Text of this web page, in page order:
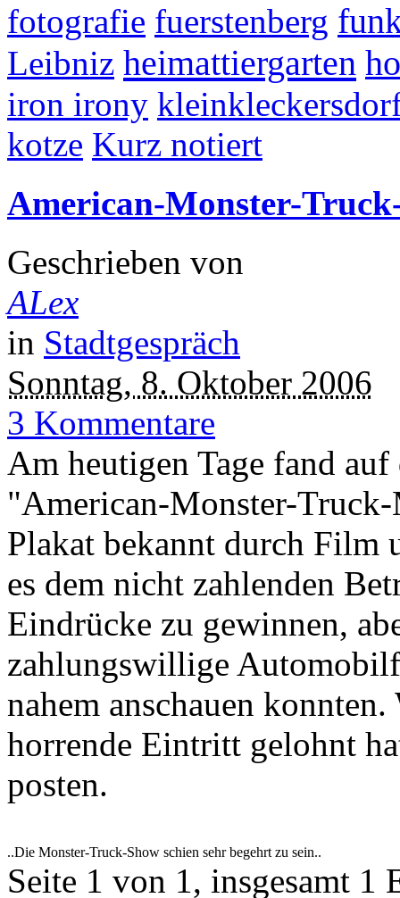
fotografie fuerstenberg
Leibniz heimattiergarten
iron irony
kotze Kurz notiert
American-Monster-
Geschrieben von
ALex
in Stadtgespräch
Sonntag, 8. Oktober 2006
3 Kommentare
Am heutigen Tage fand
"American-Monster-
Plakat bekannt durch Film
es dem nicht zahlenden
Eindrücke zu gewinnen,
zahlungswillige
nahem anschauen
horrende Eintritt gelohnt
posten.
..Die Monster-Truck-Show schien sehr begehrt zu sein..
Seite 1 von 1, insgesamt 1